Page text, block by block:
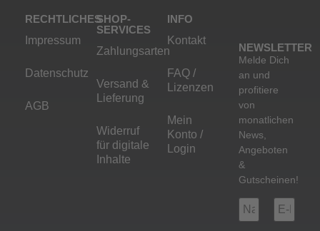
RECHTLICHES
Impressum
Datenschutz
AGB
SHOP-
SERVICES
Zahlungsarten
Versand &
Lieferung
Widerruf
für digitale
Inhalte
INFO
Kontakt
FAQ /
Lizenzen
Mein
Konto /
Login
NEWSLETTER
Melde Dich
an und
profitiere
von
monatlichen
News,
Angeboten
&
Gutscheinen!